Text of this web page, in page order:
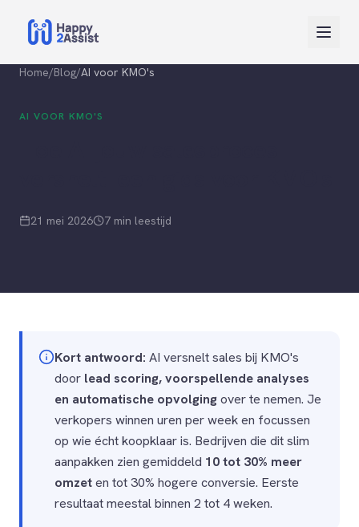
Home/Blog/AI voor KMO's
AI VOOR KMO'S
21 mei 2026 7 min leestijd
Kort antwoord: AI versnelt sales bij KMO's
door lead scoring, voorspellende analyses
en automatische opvolgingover te nemen. Je
verkopers winnen uren per week en focussen
op wie écht koopklaar is. Bedrijven die dit slim
aanpakken zien gemiddeld 10 tot 30% meer
omzeten tot 30% hogere conversie. Eerste
resultaat meestal binnen 2 tot 4 weken.